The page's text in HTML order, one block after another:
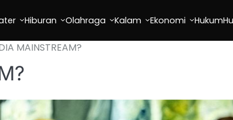
Hiburan Olahraga Kalam Ekonomi Hukum
MAINSTREAM?